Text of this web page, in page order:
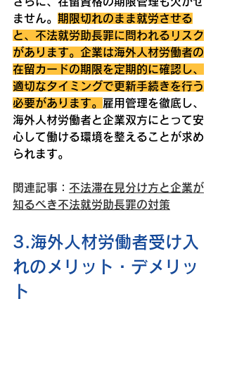
ません。 期限切れのまま就労させる
と、不法就労助長罪に問われるリスク
があります。企業は海外人材労働者の
在留カードの期限を定期的に確認し、
適切なタイミングで更新手続きを行う
必要があります。 雇用管理を徹底し、
海外人材労働者と企業双方にとって安
心して働ける環境を整えることが求め
られます。
関連記事： 不法滞在見分け方と企業が
知るべき不法就労助長罪の対策
3.海外人材労働者受け入
れのメリット・デメリッ
ト